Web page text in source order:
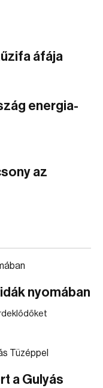
áfája
energia-
az
nyomában
a Gulyás